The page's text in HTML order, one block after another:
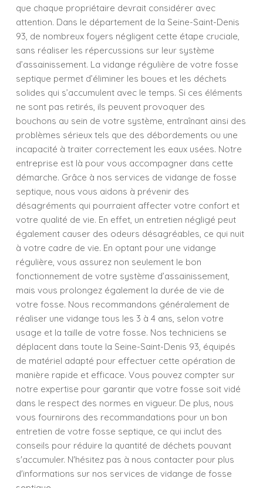
que chaque propriétaire devrait considérer avec
attention. Dans le département de la Seine-Saint-Denis
93, de nombreux foyers négligent cette étape cruciale,
sans réaliser les répercussions sur leur système
d’assainissement. La vidange régulière de votre fosse
septique permet d’éliminer les boues et les déchets
solides qui s’accumulent avec le temps. Si ces éléments
ne sont pas retirés, ils peuvent provoquer des
bouchons au sein de votre système, entraînant ainsi des
problèmes sérieux tels que des débordements ou une
incapacité à traiter correctement les eaux usées. Notre
entreprise est là pour vous accompagner dans cette
démarche. Grâce à nos services de vidange de fosse
septique, nous vous aidons à prévenir des
désagréments qui pourraient affecter votre confort et
votre qualité de vie. En effet, un entretien négligé peut
également causer des odeurs désagréables, ce qui nuit
à votre cadre de vie. En optant pour une vidange
régulière, vous assurez non seulement le bon
fonctionnement de votre système d’assainissement,
mais vous prolongez également la durée de vie de
votre fosse. Nous recommandons généralement de
réaliser une vidange tous les 3 à 4 ans, selon votre
usage et la taille de votre fosse. Nos techniciens se
déplacent dans toute la Seine-Saint-Denis 93, équipés
de matériel adapté pour effectuer cette opération de
manière rapide et efficace. Vous pouvez compter sur
notre expertise pour garantir que votre fosse soit vidé
dans le respect des normes en vigueur. De plus, nous
vous fournirons des recommandations pour un bon
entretien de votre fosse septique, ce qui inclut des
conseils pour réduire la quantité de déchets pouvant
s'accumuler. N'hésitez pas à nous contacter pour plus
d'informations sur nos services de vidange de fosse